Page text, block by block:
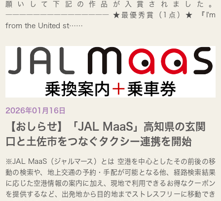
願いして下記の作品が入賞されました。
――――――――――――――― ★最優秀賞（1点）★ 『I'm
from the United st……
2026年01月16日
【おしらせ】「JAL MaaS」高知県の玄関
口と土佐市をつなぐタクシー連携を開始
※JAL MaaS（ジャルマース）とは 空港を中心としたその前後の移
動の検索や、地上交通の予約・手配が可能となる他、経路検索結果
に応じた空港情報の案内に加え、現地で利用できるお得なクーポン
を提供するなど、出発地から目的地までストレスフリーに移動でき